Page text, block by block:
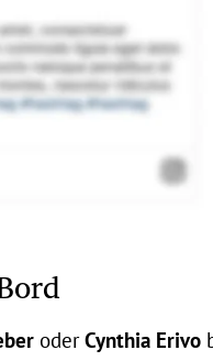
oderCynthia Erivo